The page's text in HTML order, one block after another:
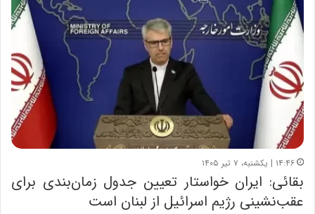
۱۴:۴۶ | یکشنبه، ۷ تیر ۱۴۰۵
بقائی: ایران خواستار تعیین جدول زمان‌بندی برای
عقب‌نشینی رژیم اسرائیل از لبنان است